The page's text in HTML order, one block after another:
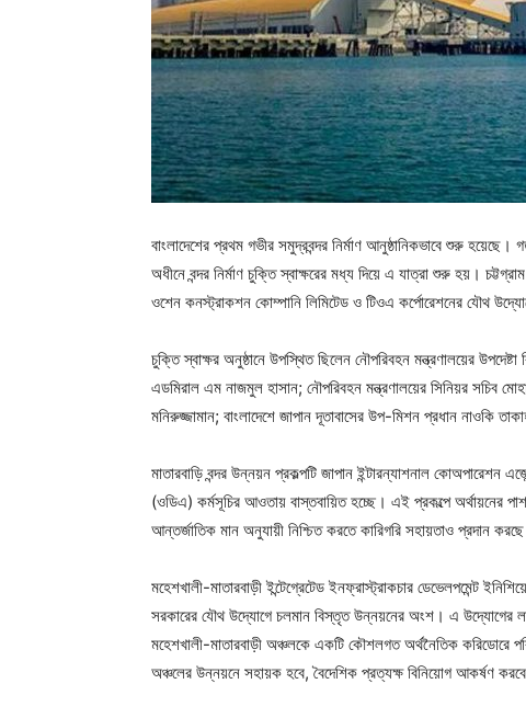
বাংলাদেশের প্রথম গভীর সমুদ্রবন্দর নির্মাণ আনুষ্ঠানিকভাবে শুরু
অধীনে বন্দর নির্মাণ চুক্তি স্বাক্ষরের মধ্য দিয়ে এ যাত্রা শুরু হয়। চট্টগ্রাম
ওশেন কনস্ট্রাকশন কোম্পানি লিমিটেড ও টিওএ কর্পোরেশনের যৌথ
চুক্তি স্বাক্ষর অনুষ্ঠানে উপস্থিত ছিলেন নৌপরিবহন মন্ত্রণালয়ের
এডমিরাল এম নাজমুল হাসান; নৌপরিবহন মন্ত্রণালয়ের সিনিয়র সচিব
মনিরুজ্জামান; বাংলাদেশে জাপান দূতাবাসের উপ-মিশন প্রধান নাওকি
মাতারবাড়ি বন্দর উন্নয়ন প্রকল্পটি জাপান ইন্টারন্যাশনাল
(ওডিএ) কর্মসূচির আওতায় বাস্তবায়িত হচ্ছে। এই প্রকল্পে অর্থায়নের
আন্তর্জাতিক মান অনুযায়ী নিশ্চিত করতে কারিগরি সহায়তাও প্রদান
মহেশখালী-মাতারবাড়ী ইন্টেগ্রেটেড ইনফ্রাস্ট্রাকচার ডেভেলপমেন্ট
সরকারের যৌথ উদ্যোগে চলমান বিস্তৃত উন্নয়নের অংশ। এ উদ্যোগের
মহেশখালী-মাতারবাড়ী অঞ্চলকে একটি কৌশলগত অর্থনৈতিক করিডোরে
অঞ্চলের উন্নয়নে সহায়ক হবে, বৈদেশিক প্রত্যক্ষ বিনিয়োগ আকর্ষণ